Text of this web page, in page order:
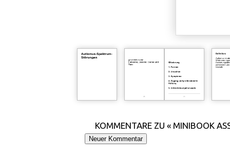
KOMMENTARE ZU « MINIBOOK